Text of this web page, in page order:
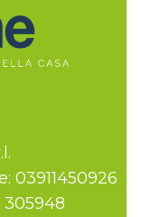
03911450926
305948